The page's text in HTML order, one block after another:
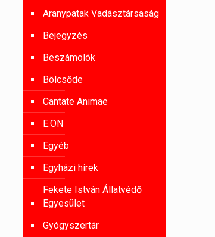
Aranypatak Vadásztársaság
Bejegyzés
Beszámolók
Bölcsőde
Cantate Animae
E.ON
Egyéb
Egyházi hírek
Fekete István Állatvédő
Egyesület
Gyógyszertár